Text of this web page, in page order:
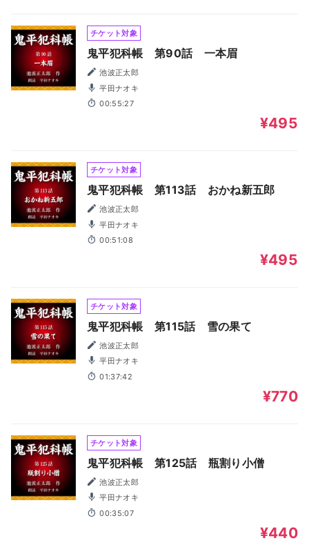
チケット対象
鬼平犯科帳 第90話 一本眉
池波正太郎
平田ナオキ
00:55:27
¥495
チケット対象
鬼平犯科帳 第113話 おかね新五郎
池波正太郎
平田ナオキ
00:51:08
¥495
チケット対象
鬼平犯科帳 第115話 雪の果て
池波正太郎
平田ナオキ
01:37:42
¥770
チケット対象
鬼平犯科帳 第125話 瓶割り小僧
池波正太郎
平田ナオキ
00:35:07
¥440